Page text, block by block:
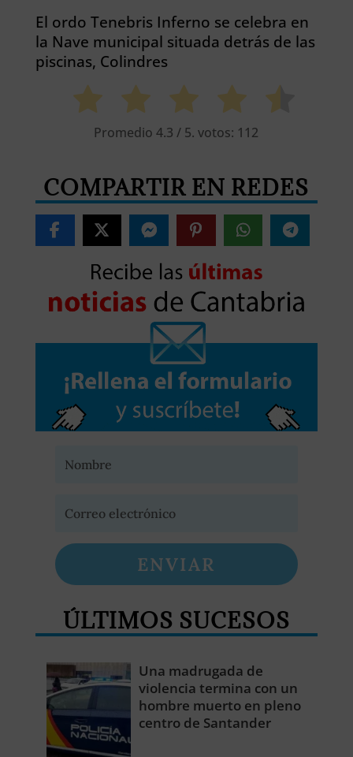
El ordo Tenebris Inferno se celebra en
la Nave municipal situada detrás de las
piscinas, Colindres
Promedio4.3 / 5. votos: 112
COMPARTIR EN REDES
ENVIAR
ÚLTIMOS SUCESOS
Una madrugada de
violencia termina con un
hombre muerto en pleno
centro de Santander